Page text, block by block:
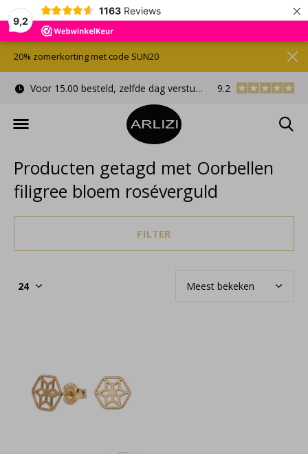
9,2
1163 Reviews ×
Voor 15.00 besteld, zelfde dag verstuurd Gratis
9.2
20% zomerkorting met code SUN20
Producten getagd met Oorbellen
filigree bloem roséverguld
FILTER